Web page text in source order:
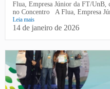
Flua, Empresa Júnior da FT/UnB,
no Concentro A Flua, Empresa
Leia mais
14 de janeiro de 2026